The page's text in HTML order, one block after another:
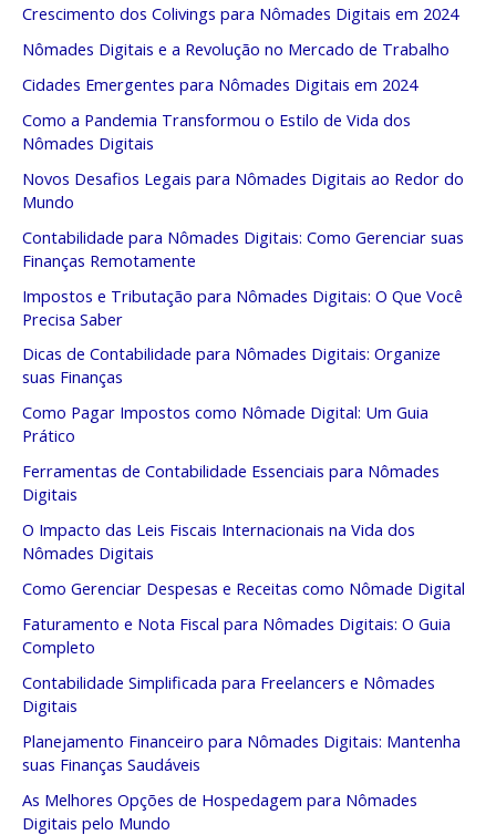
Crescimento dos Colivings para Nômades Digitais em 2024
Nômades Digitais e a Revolução no Mercado de Trabalho
Cidades Emergentes para Nômades Digitais em 2024
Como a Pandemia Transformou o Estilo de Vida dos
Nômades Digitais
Novos Desafios Legais para Nômades Digitais ao Redor do
Mundo
Contabilidade para Nômades Digitais: Como Gerenciar suas
Finanças Remotamente
Impostos e Tributação para Nômades Digitais: O Que Você
Precisa Saber
Dicas de Contabilidade para Nômades Digitais: Organize
suas Finanças
Como Pagar Impostos como Nômade Digital: Um Guia
Prático
Ferramentas de Contabilidade Essenciais para Nômades
Digitais
O Impacto das Leis Fiscais Internacionais na Vida dos
Nômades Digitais
Como Gerenciar Despesas e Receitas como Nômade Digital
Faturamento e Nota Fiscal para Nômades Digitais: O Guia
Completo
Contabilidade Simplificada para Freelancers e Nômades
Digitais
Planejamento Financeiro para Nômades Digitais: Mantenha
suas Finanças Saudáveis
As Melhores Opções de Hospedagem para Nômades
Digitais pelo Mundo